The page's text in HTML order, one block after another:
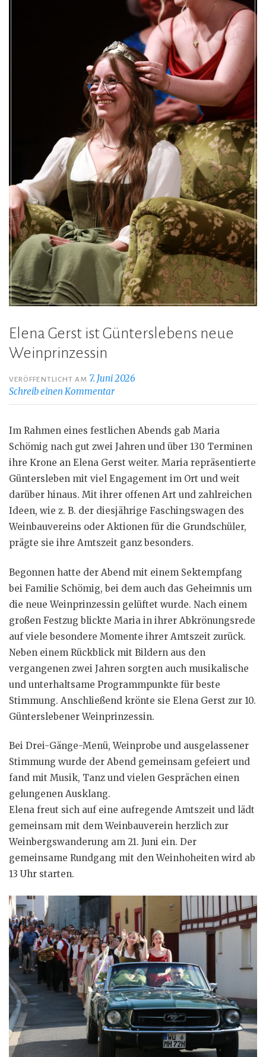
Elena Gerst ist Günterslebens neue
Weinprinzessin
VERÖFFENTLICHT AM 7. Juni 2026
Schreib einen Kommentar
Im Rahmen eines festlichen Abends gab Maria
Schömig nach gut zwei Jahren und über 130 Terminen
ihre Krone an Elena Gerst weiter. Maria repräsentierte
Güntersleben mit viel Engagement im Ort und weit
darüber hinaus. Mit ihrer offenen Art und zahlreichen
Ideen, wie z. B. der diesjährige Faschingswagen des
Weinbauvereins oder Aktionen für die Grundschüler,
prägte sie ihre Amtszeit ganz besonders.
Begonnen hatte der Abend mit einem Sektempfang
bei Familie Schömig, bei dem auch das Geheimnis um
die neue Weinprinzessin gelüftet wurde. Nach einem
großen Festzug blickte Maria in ihrer Abkrönungsrede
auf viele besondere Momente ihrer Amtszeit zurück.
Neben einem Rückblick mit Bildern aus den
vergangenen zwei Jahren sorgten auch musikalische
und unterhaltsame Programmpunkte für beste
Stimmung. Anschließend krönte sie Elena Gerst zur 10.
Günterslebener Weinprinzessin.
Bei Drei-Gänge-Menü, Weinprobe und ausgelassener
Stimmung wurde der Abend gemeinsam gefeiert und
fand mit Musik, Tanz und vielen Gesprächen einen
gelungenen Ausklang.
Elena freut sich auf eine aufregende Amtszeit und lädt
gemeinsam mit dem Weinbauverein herzlich zur
Weinbergswanderung am 21. Juni ein. Der
gemeinsame Rundgang mit den Weinhoheiten wird ab
13 Uhr starten.